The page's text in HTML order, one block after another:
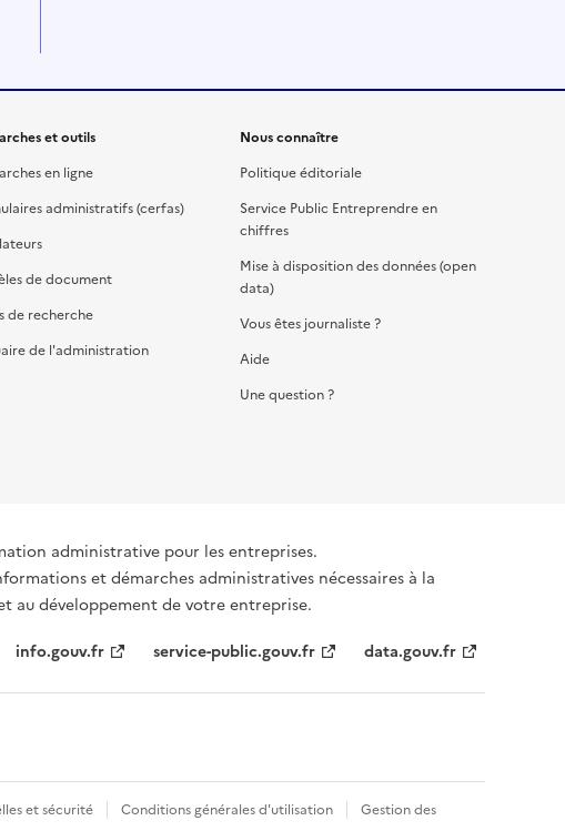
et outils
en ligne
administratifs (cerfas)
de document
de recherche
de l'administration
Nous connaître
Politique éditoriale
Service Public Entreprendre en
chiffres
Mise à disposition des données (open
data)
Vous êtes journaliste ?
Aide
Une question ?
administrative pour les entreprises.
et démarches administratives nécessaires à la
au développement de votre entreprise.
info.gouv.fr service-public.gouv.fr data.gouv.fr
et sécurité Conditions générales d'utilisation Gestion des